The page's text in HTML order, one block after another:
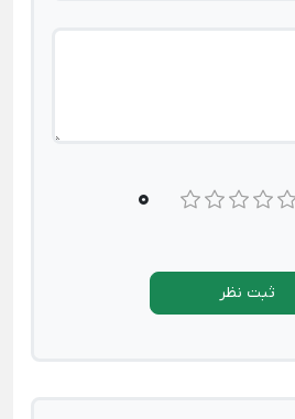
0
ثبت نظر